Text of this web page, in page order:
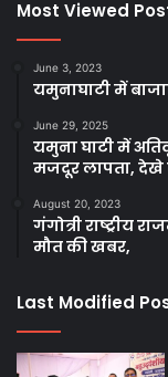
Most Viewed
June 3, 2023
यमुनाघाटी में
June 29, 2025
यमुना घाटी में
मजदूर लापता, देखे
August 20, 2023
गंगोत्री राष्ट्रीय
मौत की खबर,
Last Modified